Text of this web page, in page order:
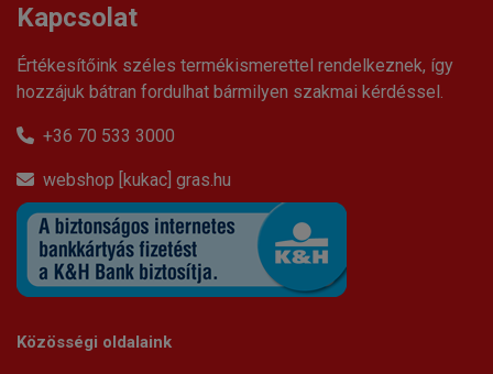
Kapcsolat
Értékesítőink széles termékismerettel rendelkeznek, így
hozzájuk bátran fordulhat bármilyen szakmai kérdéssel.
+36 70 533 3000
webshop [kukac] gras.hu
Közösségi oldalaink